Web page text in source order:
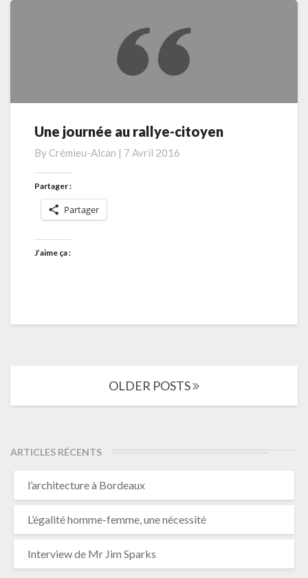
Une
au
rallye-
citoyen
Une journée au rallye-citoyen
By Crémieu-Alcan | 7 Avril 2016
Partager :
Partager
J’aime ça :
OLDER POSTS
ARTICLES RÉCENTS
l’architecture à Bordeaux
L’égalité homme-femme, une nécessité
Interview de Mr Jim Sparks